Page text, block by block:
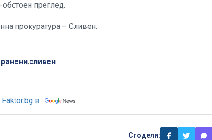
преглед.
прокуратура – Сливен.
,ранени,сливен
в
Сподели: